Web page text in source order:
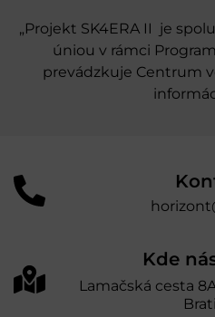
„Projekt SK4ERA II je
úniou v rámci
prevádzkuje Centrum
Kde
Lamačská cesta